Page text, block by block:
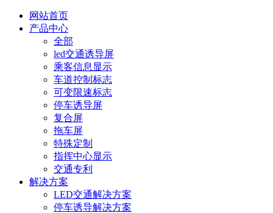
网站首页
产品中心
全部
led交通诱导屏
乘客信息显示
车道控制标志
可变限速标志
停车诱导屏
复合屏
拖车屏
特殊定制
指挥中心显示
交通专利
解决方案
LED交通解决方案
停车诱导解决方案